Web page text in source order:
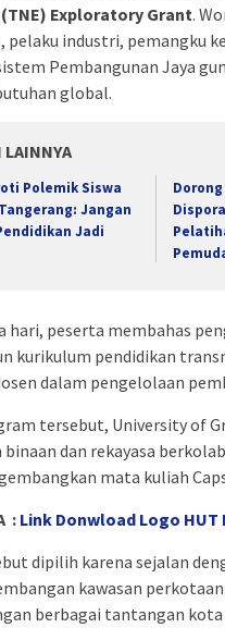
Exploratory Grant.
pelaku industri, pemangku
Pembangunan Jaya
global.
LAINNYA
Polemik Siswa
Tangerang: Jangan
Jadi
hari, peserta membahas
kurikulum pendidikan
dalam pengelolaan
tersebut, University of
dan rekayasa
mata kuliah
: Link Donwload Logo HUT
dipilih karena sejalan
kawasan
berbagai tantangan